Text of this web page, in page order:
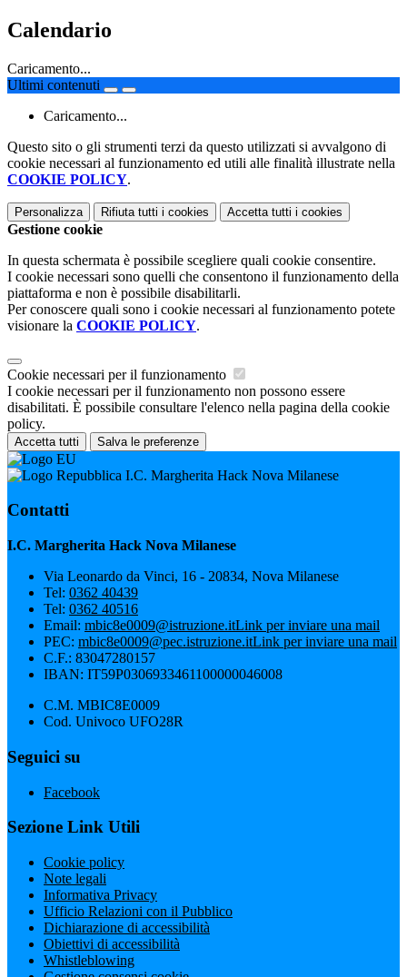
Calendario
Caricamento...
Ultimi contenuti
Caricamento...
Questo sito o gli strumenti terzi da questo utilizzati si avvalgono di
cookie necessari al funzionamento ed utili alle finalità illustrate nella
COOKIE POLICY.
Personalizza Rifiuta tutti i cookies Accetta tutti i cookies
Gestione cookie
In questa schermata è possibile scegliere quali cookie consentire.
I cookie necessari sono quelli che consentono il funzionamento della
piattaforma e non è possibile disabilitarli.
Per conoscere quali sono i cookie necessari al funzionamento potete
visionare la COOKIE POLICY.
Cookie necessari per il funzionamento
I cookie necessari per il funzionamento non possono essere
disabilitati. È possibile consultare l'elenco nella pagina della cookie
policy.
Accetta tutti Salva le preferenze
I.C. Margherita Hack Nova Milanese
Contatti
I.C. Margherita Hack Nova Milanese
Via Leonardo da Vinci, 16 - 20834, Nova Milanese
Tel: 0362 40439
Tel: 0362 40516
Email: mbic8e0009@istruzione.itLink per inviare una mail
PEC: mbic8e0009@pec.istruzione.itLink per inviare una mail
C.F.: 83047280157
IBAN: IT59P0306933461100000046008
C.M. MBIC8E0009
Cod. Univoco UFO28R
Seguici su
Facebook
Sezione Link Utili
Cookie policy
Note legali
Informativa Privacy
Ufficio Relazioni con il Pubblico
Dichiarazione di accessibilità
Obiettivi di accessibilità
Whistleblowing